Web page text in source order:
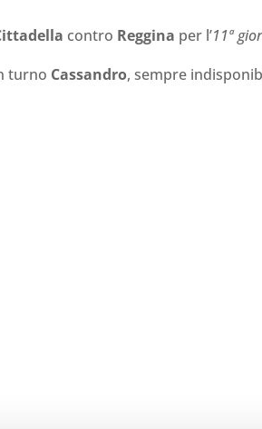
contro Reggina per l’11ª
turno Cassandro, sempre